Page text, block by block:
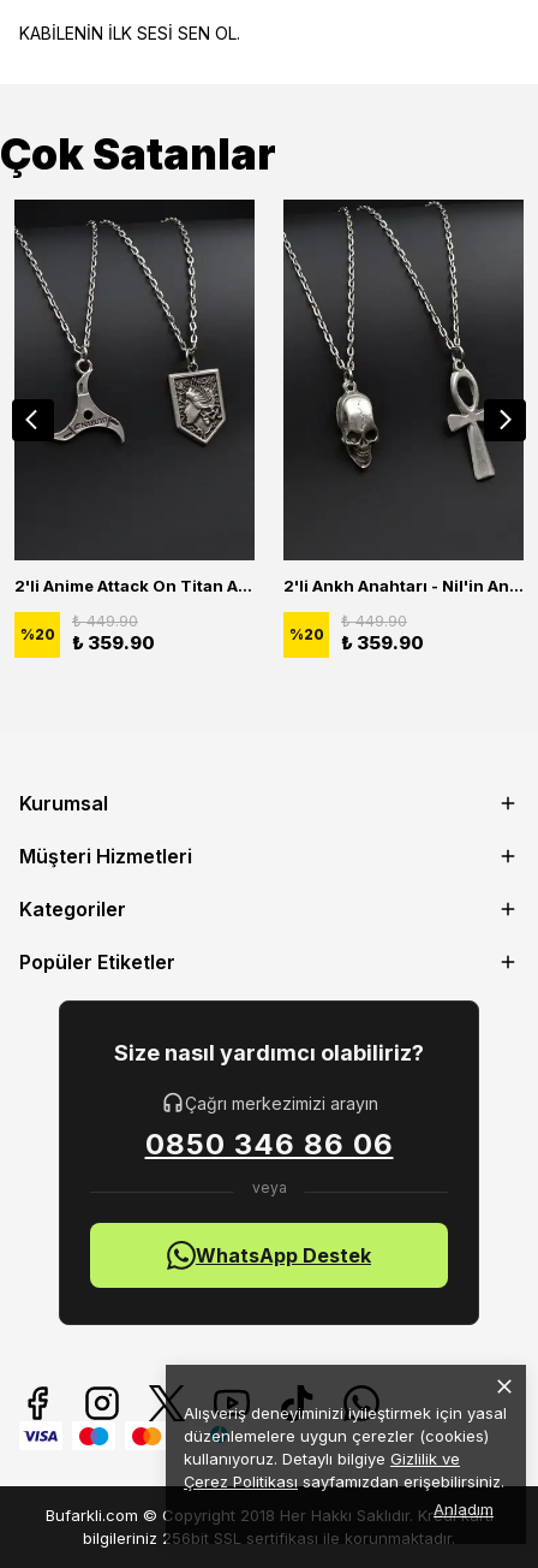
Alışveriş deneyiminizi iyileştirmek için yasal
düzenlemelere uygun çerezler (cookies)
kullanıyoruz. Detaylı bilgiye Gizlilik ve
Çerez Politikası sayfamızdan erişebilirsiniz.
Anladım
KABİLENİN İLK SESİ SEN OL.
Çok Satanlar
2'li Anime Attack On Titan Acrylic Maria Anime Naruto Erkek Kadın Kolye Seti
%20
₺ 449.90
₺ 359.90
2'li Ankh Anahtarı - Nil'in Anahtarı - Kuru Kafa Erkek Kadın Kolye Seti
%20
₺ 449.90
₺ 359.90
Kurumsal
Müşteri Hizmetleri
Kategoriler
Popüler Etiketler
Size nasıl yardımcı olabiliriz?
Çağrı merkezimizi arayın
0850 346 86 06
WhatsApp Destek
Bufarkli.com © Copyright 2018 Her Hakkı Saklıdır. Kredi kartı
bilgileriniz 256bit SSL sertifikası ile korunmaktadır.